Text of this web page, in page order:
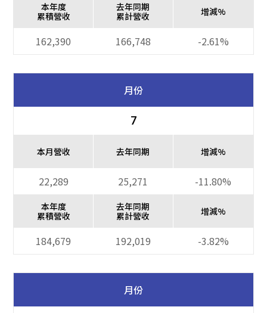
本年度
累積營收
162,390
去年同期
累計營收
166,748
增減%
-2.61%
月份
7
本月營收
22,289
去年同期
25,271
增減%
-11.80%
本年度
累積營收
184,679
去年同期
累計營收
192,019
增減%
-3.82%
月份